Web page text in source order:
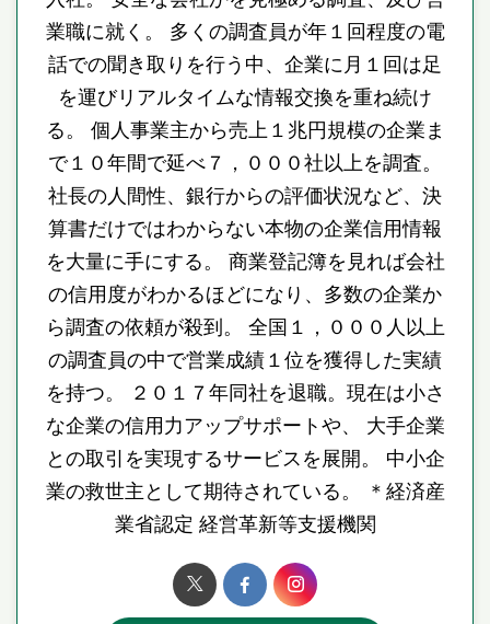
業職に就く。 多くの調査員が年１回程度の電
話での聞き取りを行う中、企業に月１回は足
を運びリアルタイムな情報交換を重ね続け
る。 個人事業主から売上１兆円規模の企業ま
で１０年間で延べ７，０００社以上を調査。
社長の人間性、銀行からの評価状況など、決
算書だけではわからない本物の企業信用情報
を大量に手にする。 商業登記簿を見れば会社
の信用度がわかるほどになり、多数の企業か
ら調査の依頼が殺到。 全国１，０００人以上
の調査員の中で営業成績１位を獲得した実績
を持つ。 ２０１７年同社を退職。現在は小さ
な企業の信用力アップサポートや、 大手企業
との取引を実現するサービスを展開。 中小企
業の救世主として期待されている。 ＊経済産
業省認定 経営革新等支援機関